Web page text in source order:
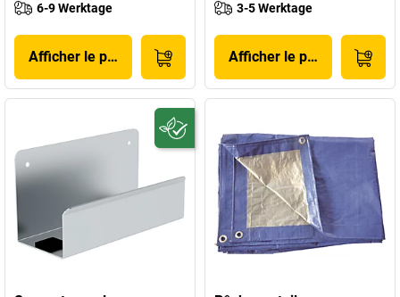
6-9 Werktage
Afficher le produit
3-5 Werktage
Afficher le produit